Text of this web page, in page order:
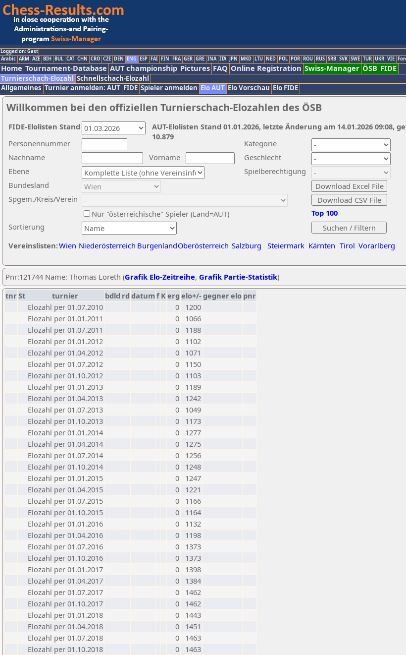
Logged on: Gast
Arabic ARM AZE BIH BUL CAT CHN CRO CZE DEN ENG ESP FAI FIN FRA GER GRE INA ITA JPN MKD LTU NED POL POR ROU RUS SRB SVK SWE TUR UKR VIE
Home Tournament-Database AUT championship Pictures FAQ Online Registration Swiss-Manager ÖSB FIDE
Turnierschach-Elozahl Schnellschach-Elozahl
Allgemeines Turnier anmelden: AUT FIDE Spieler anmelden Elo AUT Elo Vorschau Elo FIDE
Willkommen bei den offiziellen Turnierschach-Elozahlen des ÖSB
Nachname
Vorname
Ebene
Kategorie
Sortierung
Personennummer
Bundesland
Spgem./Kreis/Verein
Geschlecht
Nur "österreichische" Spieler (Land=AUT)
Spielberechtigung
Vereinslisten:Wien Niederösterreich BurgenlandOberösterreich Salzburg Steiermark Kärnten Tirol Vorarlberg
Top 100
AUT-Elolisten Stand 01.01.2026, letzte Änderung am 14.01.2026 09:08,
10.879
FIDE-Elolisten Stand
Pnr:121744 Name: Thomas Loreth (Grafik Elo-Zeitreihe, Grafik Partie-Statistik)
tnrSt turnier bdld rd datumf Kerg elo+/-gegnerelo pnr
Elozahl per 01.07.2010
0
1200
Elozahl per 01.01.2011
0
1066
Elozahl per 01.07.2011
0
1188
Elozahl per 01.01.2012
0
1102
Elozahl per 01.04.2012
0
1071
Elozahl per 01.07.2012
0
1150
Elozahl per 01.10.2012
0
1103
Elozahl per 01.01.2013
0
1189
Elozahl per 01.04.2013
0
1242
Elozahl per 01.07.2013
0
1049
Elozahl per 01.10.2013
0
1173
Elozahl per 01.01.2014
0
1277
Elozahl per 01.04.2014
0
1275
Elozahl per 01.07.2014
0
1256
Elozahl per 01.10.2014
0
1248
Elozahl per 01.01.2015
0
1247
Elozahl per 01.04.2015
0
1221
Elozahl per 01.07.2015
0
1166
Elozahl per 01.10.2015
0
1164
Elozahl per 01.01.2016
0
1132
Elozahl per 01.04.2016
0
1198
Elozahl per 01.07.2016
0
1373
Elozahl per 01.10.2016
0
1373
Elozahl per 01.01.2017
0
1398
Elozahl per 01.04.2017
0
1384
Elozahl per 01.07.2017
0
1462
Elozahl per 01.10.2017
0
1462
Elozahl per 01.01.2018
0
1443
Elozahl per 01.04.2018
0
1451
Elozahl per 01.07.2018
0
1463
Elozahl per 01.10.2018
0
1463